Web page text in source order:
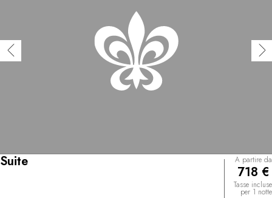
Suite A partire da
718 €
Tasse incluse
per 1 notte